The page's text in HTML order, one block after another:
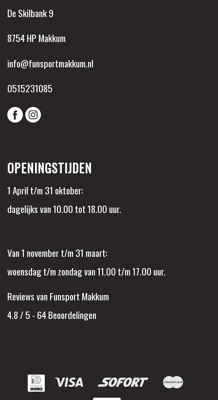
De Skilbank 9
8754 HP Makkum
info@funsportmakkum.nl
0515231085
OPENINGSTIJDEN
1 April t/m 31 oktober:
dagelijks van 10.00 tot 18.00 uur.
Van 1 november t/m 31 maart:
woensdag t/m zondag van 11.00 t/m 17.00 uur.
Reviews van Funsport Makkum
4.8 / 5 - 64Beoordelingen